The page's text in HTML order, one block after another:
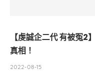
【虔誠企二代 有被冤2
真相！
2022-08-15